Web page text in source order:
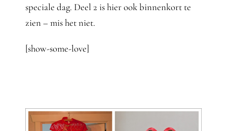
speciale dag. Deel 2 is hier ook binnenkort te
zien – mis het niet.
[show-some-love]